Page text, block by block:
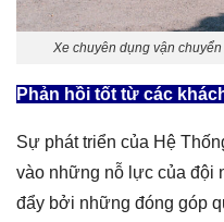
Xe chuyên dụng vận
Phản hồi tốt từ các
Sự phát triển của Hệ
vào những nỗ lực của đội
đẩy bởi những đóng góp